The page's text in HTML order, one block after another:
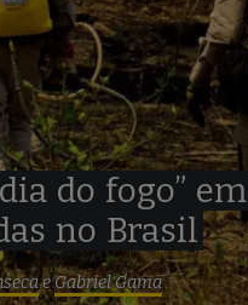
do fogo” em
no Brasil
eGabriel Gama